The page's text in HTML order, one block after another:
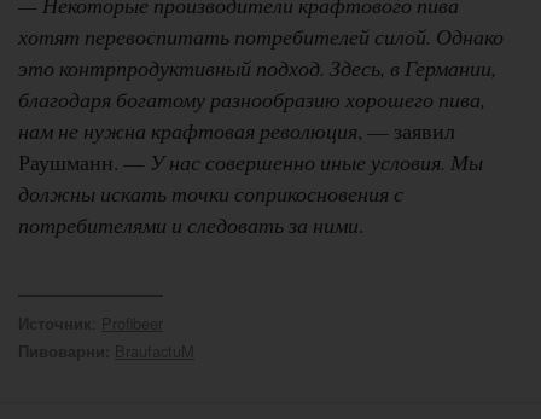
хотят перевоспитать потребителей силой. Однако
это контрпродуктивный подход. Здесь, в Германии,
благодаря богатому разнообразию хорошего пива,
нам не нужна крафтовая революция, — заявил
Раушманн. — У нас совершенно иные условия. Мы
должны искать точки соприкосновения с
потребителями и следовать за ними.
Источник Profibeer
Пивоварни: BraufactuM